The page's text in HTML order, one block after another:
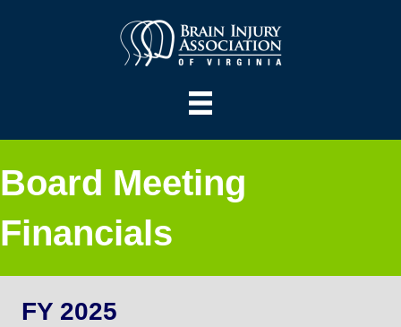
Board Meeting
Financials
FY 2025